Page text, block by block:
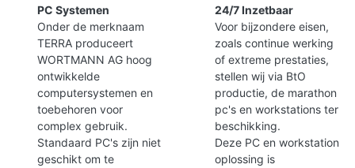
PC Systemen
Onder de merknaam
TERRA produceert
WORTMANN AG hoog
ontwikkelde
computersystemen en
toebehoren voor
complex gebruik.
Standaard PC's zijn niet
geschikt om te
24/7 Inzetbaar
Voor bijzondere eisen,
zoals continue werking
of extreme prestaties,
stellen wij via BtO
productie, de marathon
pc's en workstations ter
beschikking.
Deze PC en workstation
oplossing is